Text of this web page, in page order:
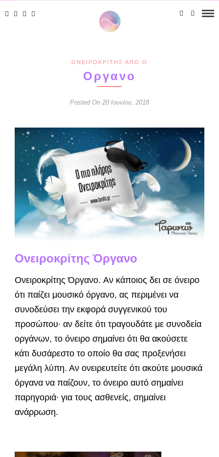
ΟΝΕΙΡΟΚΡΊΤΗΣ ΑΠΌ Ο
Οργανο
Posted On 20 Ιουνίου, 2018
Ονειροκρίτης Όργανο
Ονειροκρίτης Όργανο. Αν κάποιος δει σε όνειρο
ότι παίζει μου­σικό όργανο, ας περιμένει να
συνοδεύσει την εκ­φορά συγγενικού του
προσώπου∙ αν δείτε ότι τρα­γουδάτε με συνοδεία
οργάνων, το όνειρο σημαίνει ότι θα ακούσετε
κάτι δυσάρεστο το οποίο θα σας προξενήσει
μεγάλη λύπη. Αν ονειρευτείτε ότι ακούτε μουσικά
όργανα να παίζουν, το όνειρο αυτό σημαίνει
παρηγοριά∙ για τους ασθενείς, ση­μαίνει
ανάρρωση.